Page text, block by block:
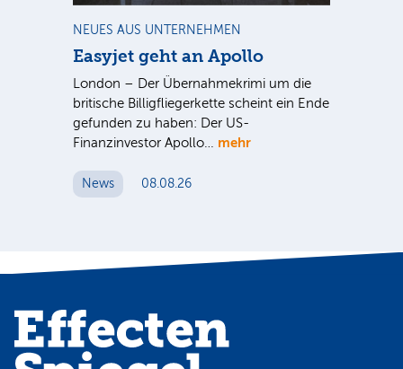
NEUES AUS UNTERNEHMEN
Easyjet geht an Apollo
London – Der Übernahmekrimi um die
britische Billigfliegerkette scheint ein Ende
gefunden zu haben: Der US-
Finanzinvestor Apollo… mehr
News 08.08.26